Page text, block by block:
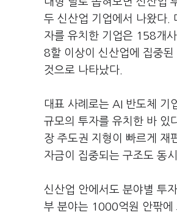
두 신산업 기업에서 나왔다.
자를 유치한 기업은 158개
8할 이상이 신산업에 집중
것으로 나타났다.
대표 사례로는 AI 반도체 기
규모의 투자를 유치한 바 있
장 주도권 지형이 빠르게 재
자금이 집중되는 구조도 동
신산업 안에서도 분야별 투
부 분야는 1000억원 안팎에